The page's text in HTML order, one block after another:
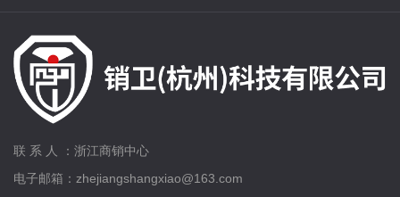
联 系 人 ：浙江商销中心
电子邮箱：zhejiangshangxiao@163.com